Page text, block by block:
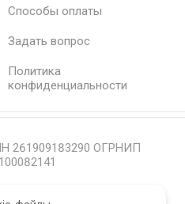
Способы оплаты
Задать вопрос
Политика
конфиденциальности
261909183290 ОГРНИП